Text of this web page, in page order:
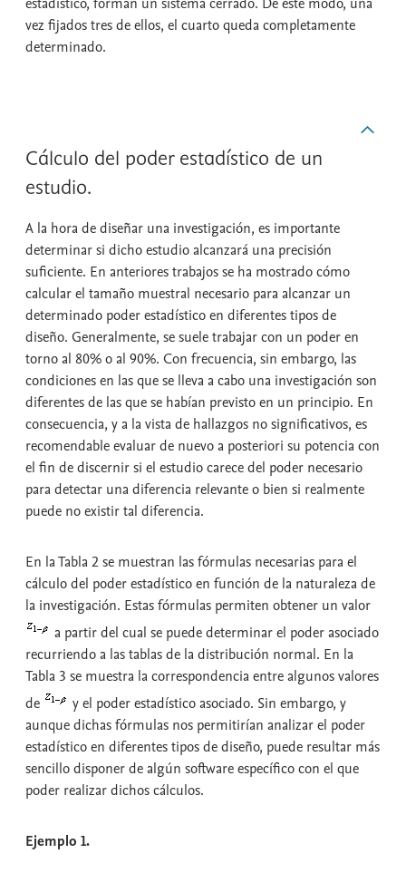
vez fijados tres de ellos, el cuarto queda completamente
determinado.
Cálculo del poder estadístico de un
estudio.
A la hora de diseñar una investigación, es importante
determinar si dicho estudio alcanzará una precisión
suficiente. En anteriores trabajos se ha mostrado cómo
calcular el tamaño muestral necesario para alcanzar un
determinado poder estadístico en diferentes tipos de
diseño. Generalmente, se suele trabajar con un poder en
torno al 80% o al 90%. Con frecuencia, sin embargo, las
condiciones en las que se lleva a cabo una investigación son
diferentes de las que se habían previsto en un principio. En
consecuencia, y a la vista de hallazgos no significativos, es
recomendable evaluar de nuevo a posteriori su potencia con
el fin de discernir si el estudio carece del poder necesario
para detectar una diferencia relevante o bien si realmente
puede no existir tal diferencia.
En la Tabla 2 se muestran las fórmulas necesarias para el
cálculo del poder estadístico en función de la naturaleza de
la investigación. Estas fórmulas permiten obtener un valor
a partir del cual se puede determinar el poder asociado
recurriendo a las tablas de la distribución normal. En la
Tabla 3 se muestra la correspondencia entre algunos valores
de
y el poder estadístico asociado. Sin embargo, y
aunque dichas fórmulas nos permitirían analizar el poder
estadístico en diferentes tipos de diseño, puede resultar más
sencillo disponer de algún software específico con el que
poder realizar dichos cálculos.
Ejemplo 1.